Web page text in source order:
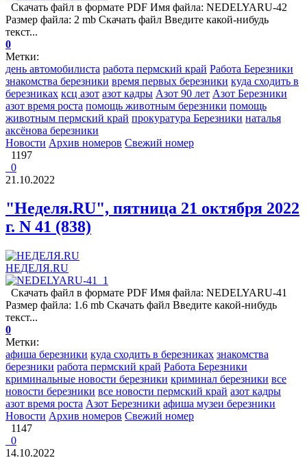
Скачать файл в формате PDF Имя файла: NEDELYARU-42
Размер файла: 2 mb Скачать файл Введите какой-нибудь
текст...
0
Метки:
день автомобилиста работа пермский край Работа Березники
знакомства березники время первых березники куда сходить в
березниках ксц азот азот кадры Азот 90 лет Азот Березники
азот время роста помощь животным березники помощь
животным пермский край прокуратура Березники наталья
аксёнова березники
Новости Архив номеров Свежий номер
1197
0
21.10.2022
"Неделя.RU", пятница 21 октября 2022
г. N 41 (838)
НЕДЕЛЯ.RU
Скачать файл в формате PDF Имя файла: NEDELYARU-41
Размер файла: 1.6 mb Скачать файл Введите какой-нибудь
текст...
0
Метки:
афиша березники куда сходить в березниках знакомства
березники работа пермский край Работа Березники
криминальные новости березники криминал березники все
новости березники все новости пермский край азот кадры
азот время роста Азот Березники афиша музеи березники
Новости Архив номеров Свежий номер
1147
0
14.10.2022